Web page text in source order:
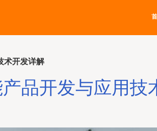
术开发详解
品开发与应用技